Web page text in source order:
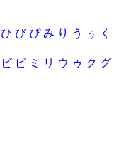
ひ び ぴ み り う ぅ く
ビ ピ ミ リ ウ ゥ ク グ